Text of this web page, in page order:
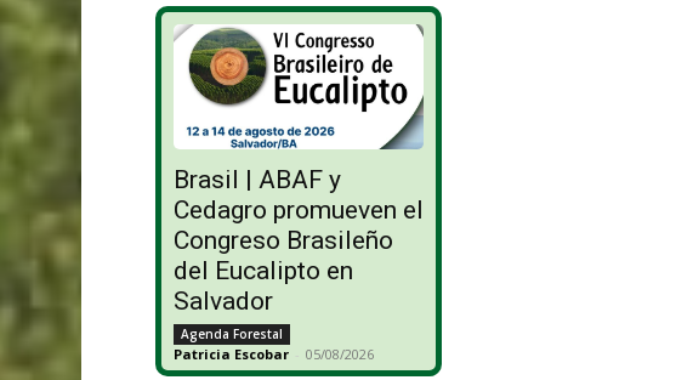
Brasil | ABAF y
Cedagro promueven el
Congreso Brasileño
del Eucalipto en
Salvador
Agenda Forestal
Patricia Escobar - 05/08/2026